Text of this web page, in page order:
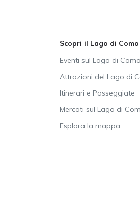
Scopri il Lago di Como
Eventi sul Lago di Como
Attrazioni del Lago di
Itinerari e Passeggiate
Mercati sul Lago di
Esplora la mappa